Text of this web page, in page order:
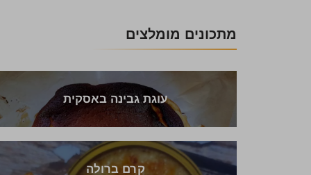
מתכונים מומלצים
עוגת גבינה באסקית
קרם ברולה